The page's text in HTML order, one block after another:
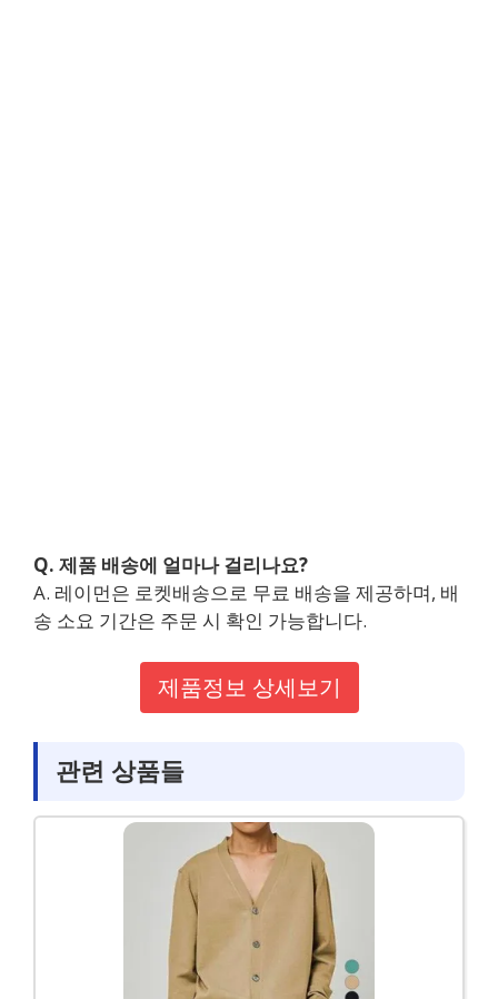
Q. 제품 배송에 얼마나 걸리나요?
A. 레이먼은 로켓배송으로 무료 배송을 제공하며, 배
송 소요 기간은 주문 시 확인 가능합니다.
제품정보 상세보기
관련 상품들